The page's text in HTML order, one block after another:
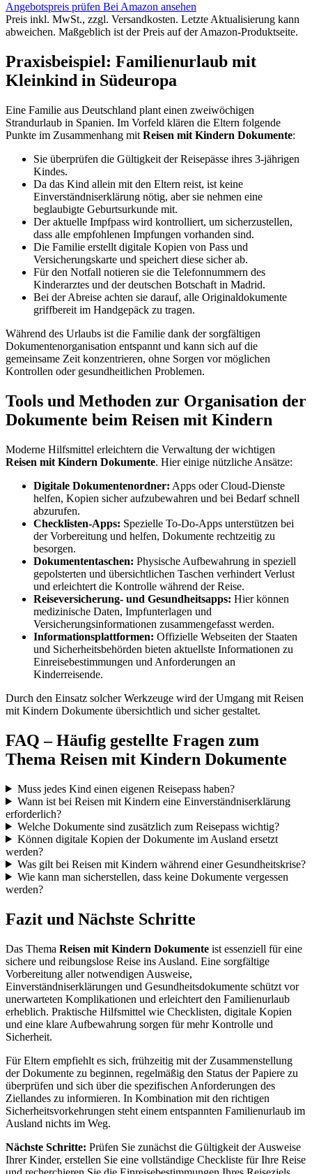
Angebotspreis prüfen Bei Amazon ansehen
Preis inkl. MwSt., zzgl. Versandkosten. Letzte Aktualisierung kann
abweichen. Maßgeblich ist der Preis auf der Amazon-Produktseite.
Praxisbeispiel: Familienurlaub mit
Kleinkind in Südeuropa
Eine Familie aus Deutschland plant einen zweiwöchigen
Strandurlaub in Spanien. Im Vorfeld klären die Eltern folgende
Punkte im Zusammenhang mit Reisen mit Kindern Dokumente:
Sie überprüfen die Gültigkeit der Reisepässe ihres 3-jährigen
Kindes.
Da das Kind allein mit den Eltern reist, ist keine
Einverständniserklärung nötig, aber sie nehmen eine
beglaubigte Geburtsurkunde mit.
Der aktuelle Impfpass wird kontrolliert, um sicherzustellen,
dass alle empfohlenen Impfungen vorhanden sind.
Die Familie erstellt digitale Kopien von Pass und
Versicherungskarte und speichert diese sicher ab.
Für den Notfall notieren sie die Telefonnummern des
Kinderarztes und der deutschen Botschaft in Madrid.
Bei der Abreise achten sie darauf, alle Originaldokumente
griffbereit im Handgepäck zu tragen.
Während des Urlaubs ist die Familie dank der sorgfältigen
Dokumentenorganisation entspannt und kann sich auf die
gemeinsame Zeit konzentrieren, ohne Sorgen vor möglichen
Kontrollen oder gesundheitlichen Problemen.
Tools und Methoden zur Organisation der
Dokumente beim Reisen mit Kindern
Moderne Hilfsmittel erleichtern die Verwaltung der wichtigen
Reisen mit Kindern Dokumente. Hier einige nützliche Ansätze:
Digitale Dokumentenordner: Apps oder Cloud-Dienste
helfen, Kopien sicher aufzubewahren und bei Bedarf schnell
abzurufen.
Checklisten-Apps: Spezielle To-Do-Apps unterstützen bei
der Vorbereitung und helfen, Dokumente rechtzeitig zu
besorgen.
Dokumententaschen: Physische Aufbewahrung in speziell
gepolsterten und übersichtlichen Taschen verhindert Verlust
und erleichtert die Kontrolle während der Reise.
Reiseversicherung- und Gesundheitsapps: Hier können
medizinische Daten, Impfunterlagen und
Versicherungsinformationen zusammengefasst werden.
Informationsplattformen: Offizielle Webseiten der Staaten
und Sicherheitsbehörden bieten aktuellste Informationen zu
Einreisebestimmungen und Anforderungen an
Kinderreisende.
Durch den Einsatz solcher Werkzeuge wird der Umgang mit Reisen
mit Kindern Dokumente übersichtlich und sicher gestaltet.
FAQ – Häufig gestellte Fragen zum
Thema Reisen mit Kindern Dokumente
Muss jedes Kind einen eigenen Reisepass haben?
Wann ist bei Reisen mit Kindern eine Einverständniserklärung
erforderlich?
Welche Dokumente sind zusätzlich zum Reisepass wichtig?
Können digitale Kopien der Dokumente im Ausland ersetzt
werden?
Was gilt bei Reisen mit Kindern während einer Gesundheitskrise?
Wie kann man sicherstellen, dass keine Dokumente vergessen
werden?
Fazit und Nächste Schritte
Das Thema Reisen mit Kindern Dokumente ist essenziell für eine
sichere und reibungslose Reise ins Ausland. Eine sorgfältige
Vorbereitung aller notwendigen Ausweise,
Einverständniserklärungen und Gesundheitsdokumente schützt vor
unerwarteten Komplikationen und erleichtert den Familienurlaub
erheblich. Praktische Hilfsmittel wie Checklisten, digitale Kopien
und eine klare Aufbewahrung sorgen für mehr Kontrolle und
Sicherheit.
Für Eltern empfiehlt es sich, frühzeitig mit der Zusammenstellung
der Dokumente zu beginnen, regelmäßig den Status der Papiere zu
überprüfen und sich über die spezifischen Anforderungen des
Ziellandes zu informieren. In Kombination mit den richtigen
Sicherheitsvorkehrungen steht einem entspannten Familienurlaub im
Ausland nichts im Weg.
Nächste Schritte: Prüfen Sie zunächst die Gültigkeit der Ausweise
Ihrer Kinder, erstellen Sie eine vollständige Checkliste für Ihre Reise